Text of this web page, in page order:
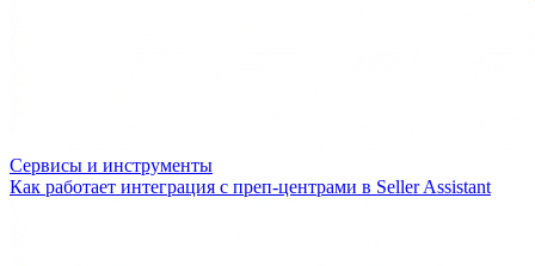
Сервисы и инструменты
Как работает интеграция с преп-центрами в Seller Assistant